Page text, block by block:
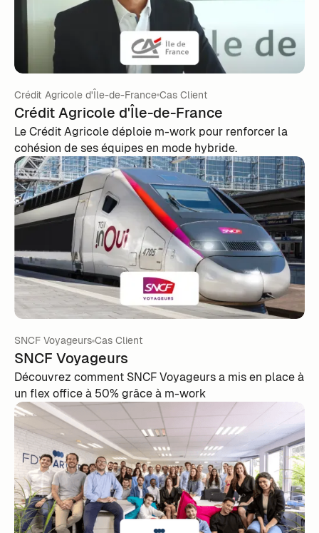
Crédit Agricole d'Île-de-France Cas Client
Crédit Agricole d'Île-de-France
Le Crédit Agricole déploie m-work pour renforcer la
cohésion de ses équipes en mode hybride.
SNCF Voyageurs Cas Client
SNCF Voyageurs
Découvrez comment SNCF Voyageurs a mis en place à
un flex office à 50% grâce à m-work